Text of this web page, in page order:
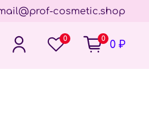
cosmetic.shop
0 0 0 ₽